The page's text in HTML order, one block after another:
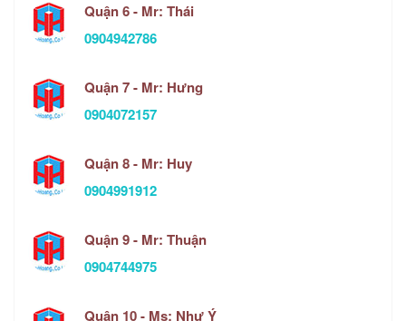
Quận 6 - Mr: Thái
0904942786
Quận 7 - Mr: Hưng
0904072157
Quận 8 - Mr: Huy
0904991912
Quận 9 - Mr: Thuận
0904744975
Quận 10 - Ms: Như Ý